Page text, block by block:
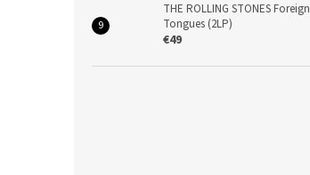
THE ROLLING STONES Foreign
Tongues (2LP)
€49